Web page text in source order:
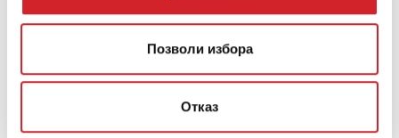
Позволи избора
Отказ
Gennadi Grand Resort